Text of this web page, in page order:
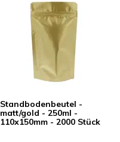
Standbodenbeutel -
matt/gold - 250ml -
110x150mm - 2000 Stück